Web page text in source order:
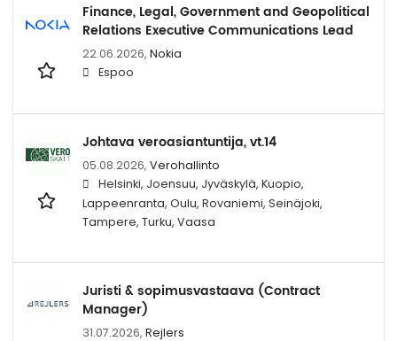
Finance, Legal, Government and Geopolitical
Relations Executive Communications Lead
22.06.2026, Nokia
Espoo
Johtava veroasiantuntija, vt.14
05.08.2026, Verohallinto
Helsinki, Joensuu, Jyväskylä, Kuopio,
Lappeenranta, Oulu, Rovaniemi, Seinäjoki,
Tampere, Turku, Vaasa
Juristi & sopimusvastaava (Contract
Manager)
31.07.2026, Rejlers